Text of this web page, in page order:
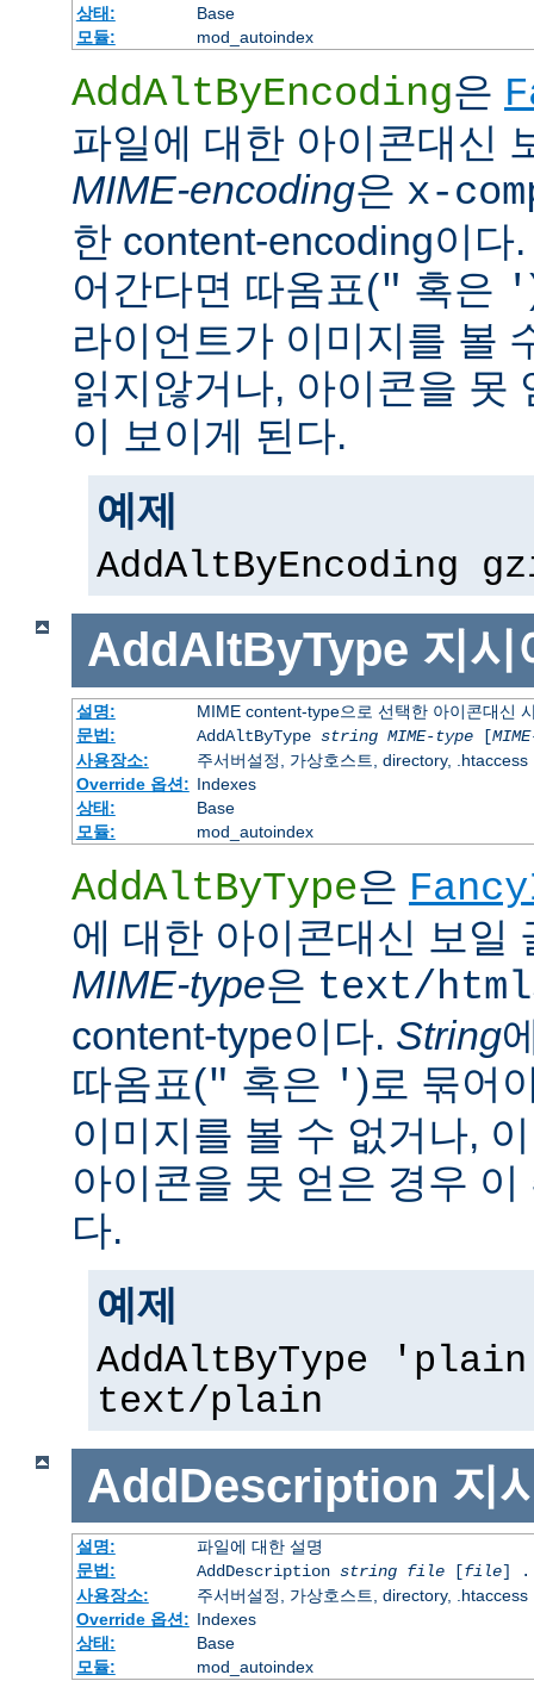
상태:
Base
모듈:
mod_autoindex
AddAltByEncoding은
파일에 대한 아이콘대신
MIME-encoding은 x-
한 content-encoding이다
어간다면 따옴표(" 혹은 '
라이언트가 이미지를 볼
읽지않거나, 아이콘을 못
이 보이게 된다.
예제
AddAltByEncoding
AddAltByType 지시
설명:
MIME content-type으로 선택한 아이콘대신
문법:
AddAltByType string MIME-type[
사용장소:
주서버설정, 가상호스트, directory, .htaccess
Override 옵션: Indexes
상태:
Base
모듈:
mod_autoindex
AddAltByType은
에 대한 아이콘대신 보일
MIME-type은 text/html
content-type이다. String
따옴표(" 혹은 ' )로 묶어
이미지를 볼 수 없거나,
아이콘을 못 얻은 경우
다.
예제
AddAltByType
text/plain
AddDescription 지
설명:
파일에 대한 설명
문법:
AddDescription string file[file]
사용장소:
주서버설정, 가상호스트, directory, .htaccess
Override 옵션: Indexes
상태:
Base
모듈:
mod_autoindex